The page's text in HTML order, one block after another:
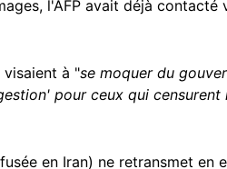
l'AFP avait déjà
visaient à "se moquer du
pour ceux qui
en Iran) ne retransmet